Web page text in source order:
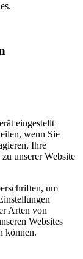
eingestellt
wenn Sie
Ihre
unserer Website
um
Arten von
Websites
können.